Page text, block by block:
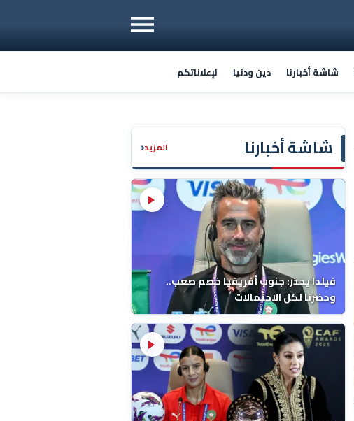
شاشة أخبارنا دين ودنيا لإعلاناتكم
شاشة أخبارنا المزيد‹
فيلدا يحذر: جنوب أفريقيا خصم صعب..
وحضرنا لكل الاحتمالات